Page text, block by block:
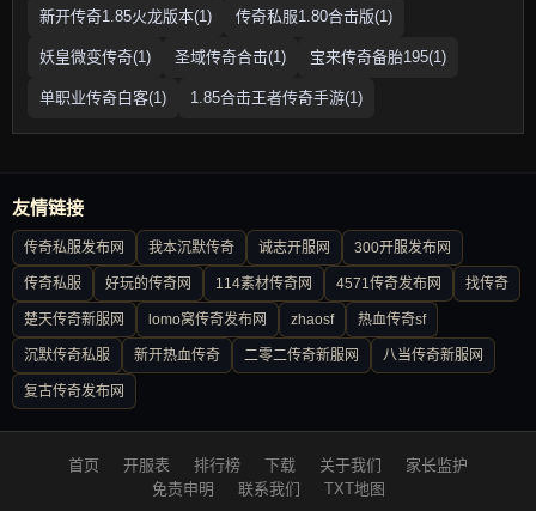
新开传奇1.85火龙版本(1) 传奇私服1.80合击版(1)
妖皇微变传奇(1) 圣域传奇合击(1) 宝来传奇备胎195(1)
单职业传奇白客(1) 1.85合击王者传奇手游(1)
友情链接
传奇私服发布网 我本沉默传奇 诚志开服网 300开服发布网
传奇私服 好玩的传奇网 114素材传奇网 4571传奇发布网 找传奇
楚天传奇新服网 lomo窝传奇发布网 zhaosf 热血传奇sf
沉默传奇私服 新开热血传奇 二零二传奇新服网 八当传奇新服网
复古传奇发布网
首页 开服表 排行榜 下载 关于我们
家长监护
免责申明
联系我们 TXT地图